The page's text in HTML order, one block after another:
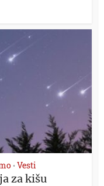
• Vesti
za kišu